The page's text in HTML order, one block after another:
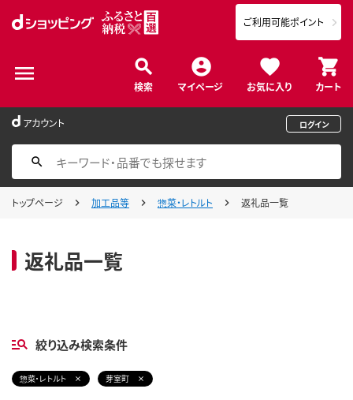
検索 マイページ お気に入り カート
ご利用可能ポイント
アカウント ログイン
トップページ 加工品等 惣菜・レトルト 返礼品一覧
返礼品一覧
絞り込み検索条件
惣菜・レトルト 芽室町